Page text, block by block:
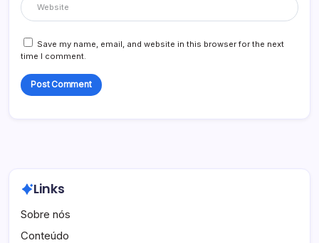
Save my name, email, and website in this browser for the next
time I comment.
Links
Sobre nós
Conteúdo